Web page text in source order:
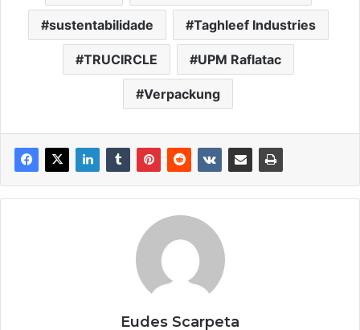
sustentabilidade Taghleef Industries
TRUCIRCLE UPM Raflatac
Verpackung
Eudes Scarpeta